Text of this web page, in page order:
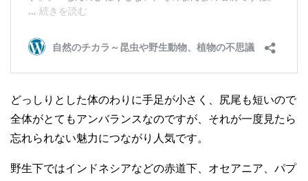
どっしりとした体のわりに手足が小さく、尻尾も短いので
全体がとてもアンバランスなのですが、それが一度見たら
忘れられない魅力につながり人気です。
野生下ではインドネシアなどの赤道下、オセアニア、パプ